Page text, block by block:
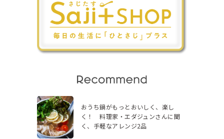
おうち鍋がもっとおいしく、楽し
く！ 料理家・エダジュンさんに聞
く、手軽なアレンジ2品